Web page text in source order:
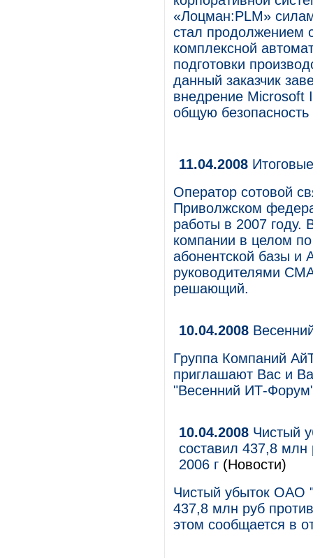
«Лоцман:PLM»
стал продолжением
комплексной
подготовки
данный заказчик
внедрение Microsoft
общую
11.04.2008
Оператор сотовой
Приволжском
работы в 2007 году.
компании в целом
абонентской базы и
руководителями
решающий.
10.04.2008
Группа Компаний
приглашают Вас и
"Весенний ИТ-
10.04.2008 Чистый
составил 437,8 млн
2006 г (Новости)
Чистый убыток ОАО
437,8 млн руб
этом сообщается в